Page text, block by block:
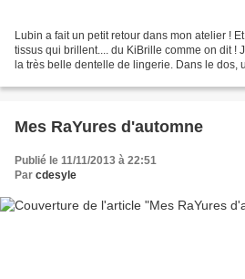
Lubin a fait un petit retour dans mon atelier !
tissus qui brillent.... du KiBrille comme on dit !
la très belle dentelle de lingerie. Dans le dos,
Mes RaYures d'automne
Publié le 11/11/2013 à 22:51
Par cdesyle